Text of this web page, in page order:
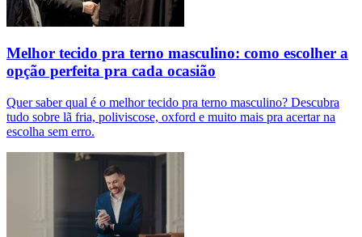
Melhor tecido pra terno masculino: como escolher a
opção perfeita pra cada ocasião
Quer saber qual é o melhor tecido pra terno masculino? Descubra
tudo sobre lã fria, poliviscose, oxford e muito mais pra acertar na
escolha sem erro.